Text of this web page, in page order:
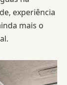
experiência
mais o